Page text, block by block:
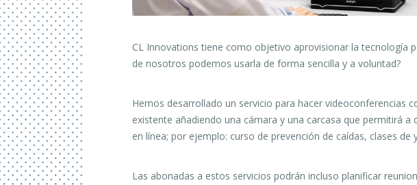
CL Innovations tiene como objetivo aprovisionar la tecnología
de nosotros podemos usarla de forma sencilla y a voluntad?
Hemos desarrollado un servicio para hacer videoconferencias
existente añadiendo una cámara y una carcasa que permitirá
en línea; por ejemplo: curso de prevención de caídas, clases de
Las abonadas a estos servicios podrán incluso planificar